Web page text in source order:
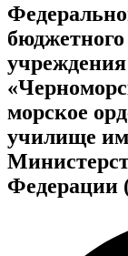
бюджетного
морское
училище
Федерации